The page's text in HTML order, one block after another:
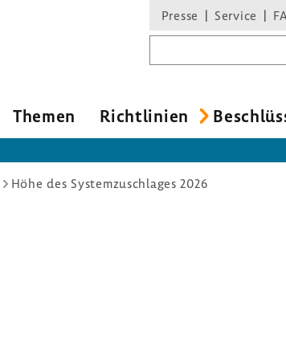
Presse Service
Themen Richt­li­nien
Höhe des Systemzuschlages 2026